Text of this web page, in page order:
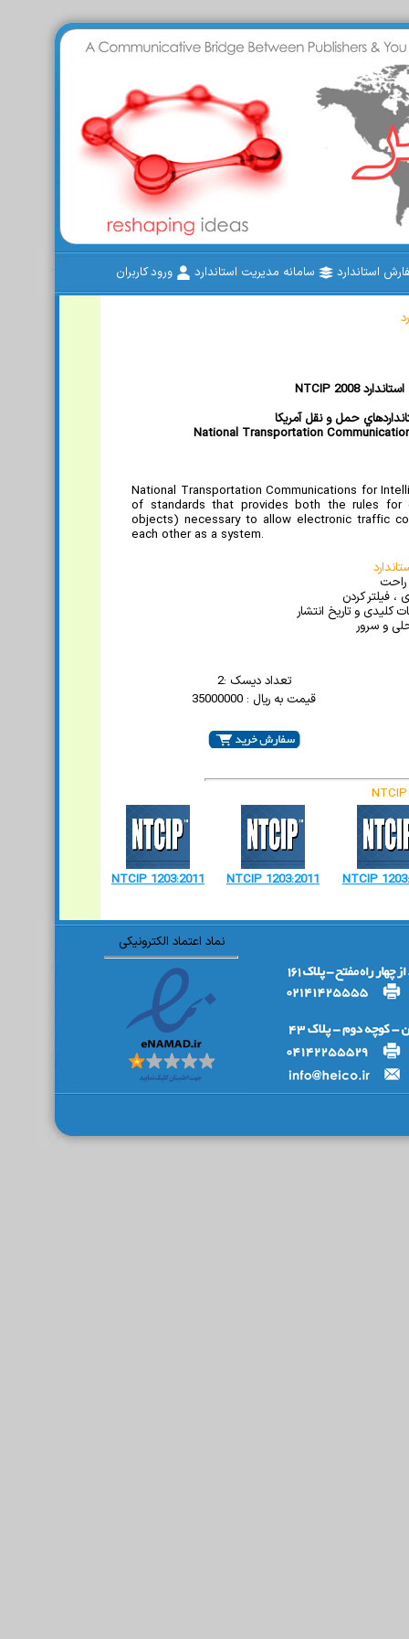
استاندارد سامانه مدیریت استاندارد ورود کاربران
NTCIP 2008 استاندارد
حمل و نقل آمريکا
National Transportation
National Transportation Communications for
of standards that provides both the rules for
objects) necessary to allow electronic traffic
each other as a system.
راحت
فیلتر کردن
کلیدی و تاریخ انتشار
و سرور
تعداد دیسک :2
قیمت به ریال : 35000000
NTCIP 1203:2011 NTCIP 1203:2011 NTCIP
نماد اعتماد الکترونیکی